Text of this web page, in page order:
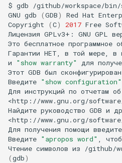
$ gdb
/github/workspace/
GNU gdb (GDB) Red Hat
Copyright
(C) 2017 Free
Лицензия GPLv3+: GNU GPL
Это бесплатное программное
Гарантии НЕТ, в той мере, в
и
"show warranty" для
Этот GDB был сконфигурирован
Введите "show configuration"
Для инструкций по отчетам об
<http://www.gnu.org/
Найдите руководство GDB и
<http://www.gnu.org/
Для получения помощи введите
Введите "apropos word"
Чтение символов из
(gdb)